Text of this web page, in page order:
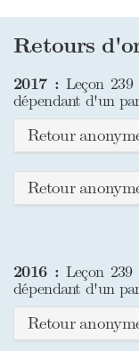
Retours
2017 : Leçon
dépendant d'un
Retour
Retour
2016 : Leçon
dépendant d'un
Retour